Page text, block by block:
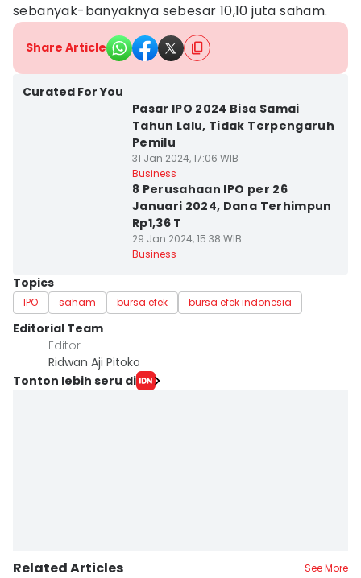
sebanyak-banyaknya sebesar 10,10 juta saham.
Share Article
Curated For You
Pasar IPO 2024 Bisa Samai
Tahun Lalu, Tidak Terpengaruh
Pemilu
31 Jan 2024, 17:06 WIB
Business
8 Perusahaan IPO per 26
Januari 2024, Dana Terhimpun
Rp1,36 T
29 Jan 2024, 15:38 WIB
Business
Topics
IPO saham bursa efek bursa efek indonesia
Editorial Team
Editor
Ridwan Aji Pitoko
Tonton lebih seru di
Related Articles See More